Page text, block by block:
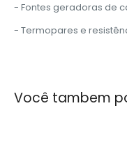
- Fontes geradoras de
- Termopares e
Você tambem